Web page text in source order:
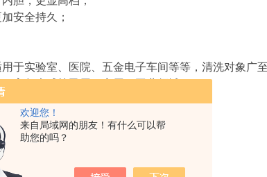
欢迎您！
来自局域网的朋友！有什么可以帮
助您的吗？
安全持久；
于实验室、医院、五金电子车间等等，清洗对象广
高尔夫球等民用、商用、工业领域。